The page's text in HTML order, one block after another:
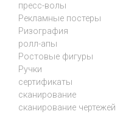
пресс-волы
Рекламные постеры
Ризография
ролл-апы
Ростовые фигуры
Ручки
сертификаты
сканирование
сканирование чертежей